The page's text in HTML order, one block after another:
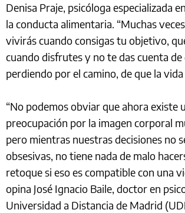
Denisa Praje, psicóloga especializada
la conducta alimentaria. “Muchas
vivirás cuando consigas tu objetivo,
cuando disfrutes y no te das cuenta de
perdiendo por el camino, de que la vida
“No podemos obviar que ahora existe
preocupación por la imagen corporal
pero mientras nuestras decisiones no
obsesivas, no tiene nada de malo
retoque si eso es compatible con una
opina José Ignacio Baile, doctor en
Universidad a Distancia de Madrid